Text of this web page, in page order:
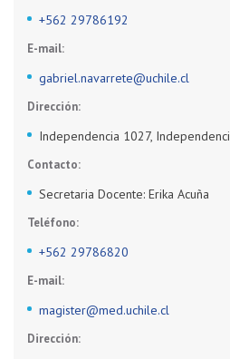
+562 29786192
E-mail:
gabriel.navarrete@uchile.cl
Dirección:
Independencia 1027,
Contacto:
Secretaria Docente: Erika Acuña
Teléfono:
+562 29786820
E-mail:
magister@med.uchile.cl
Dirección: